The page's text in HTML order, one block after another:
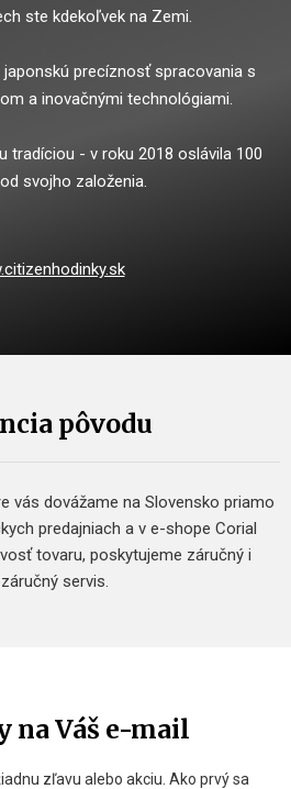
ste kdekoľvek na Zemi.
precíznosť spracovania s
a inovačnými technológiami.
tradíciou - v roku 2018 oslávila 100
svojho založenia.
pôvodu
vás dovážame na Slovensko priamo
predajniach a v e-shope Corial
tovaru, poskytujeme záručný i
servis.
na Váš e-mail
zľavu alebo akciu. Ako prvý sa